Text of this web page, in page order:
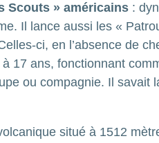
Scouts » américains :
Il lance aussi les «
ci, en l’absence de
17 ans, fonctionnant
ou compagnie. Il savait
situé à 1512